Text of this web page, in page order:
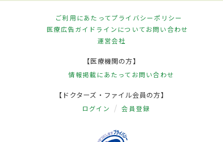
ご利用にあたってプライバシーポリシー
医療広告ガイドラインについてお問い合わせ
運営会社
【医療機関の方】
情報掲載にあたって お問い合わせ
【ドクターズ・ファイル会員の方】
ログイン 会員登録